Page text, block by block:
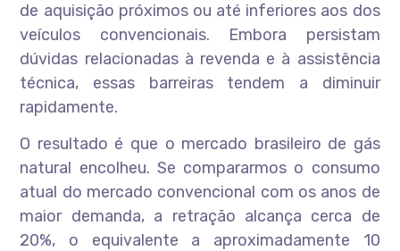
de aquisição próximos ou até inferiores aos dos
veículos convencionais. Embora persistam
dúvidas relacionadas à revenda e à assistência
técnica, essas barreiras tendem a diminuir
rapidamente.
O resultado é que o mercado brasileiro de gás
natural encolheu. Se compararmos o consumo
atual do mercado convencional com os anos de
maior demanda, a retração alcança cerca de
20%, o equivalente a aproximadamente 10